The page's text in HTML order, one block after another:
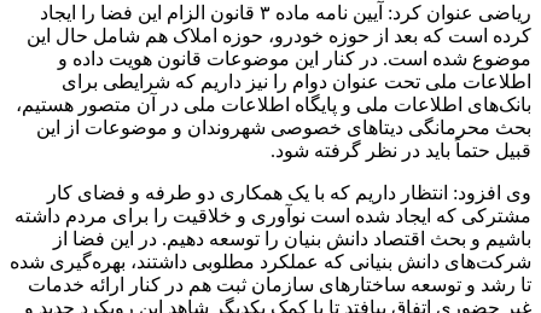
ریاضی عنوان کرد: آیین نامه ماده ۳ قانون الزام این فضا را ایجاد
کرده است که بعد از حوزه خودرو، حوزه املاک هم شامل حال این
موضوع شده است. در کنار این موضوعات قانون هویت داده و
اطلاعات ملی تحت عنوان دوام را نیز داریم که شرایطی برای
بانک‌های اطلاعات ملی و پایگاه اطلاعات ملی در آن متصور هستیم،
بحث محرمانگی دیتاهای خصوصی شهروندان و موضوعات از این
قبیل حتماً باید در نظر گرفته شود.
وی افزود: انتظار داریم که با یک همکاری دو طرفه و فضای کار
مشترکی که ایجاد شده است نوآوری و خلاقیت را برای مردم داشته
باشیم و بحث اقتصاد دانش بنیان را توسعه دهیم. در این فضا از
شرکت‌های دانش بنیانی که عملکرد مطلوبی داشتند، بهره‌گیری شده
تا رشد و توسعه ساختارهای سازمان ثبت هم در کنار ارائه خدمات
غیر حضوری اتفاق بیافتد تا با کمک یکدیگر شاهد این رویکرد جدید و